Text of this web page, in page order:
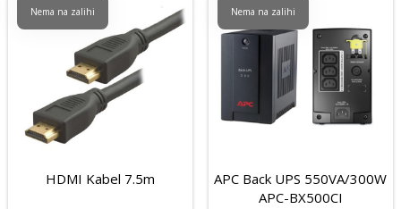
HDMI Kabel 7.5m
Nema na zalihi
APC Back UPS 550VA/300W
APC-BX500CI
Nema na zalihi